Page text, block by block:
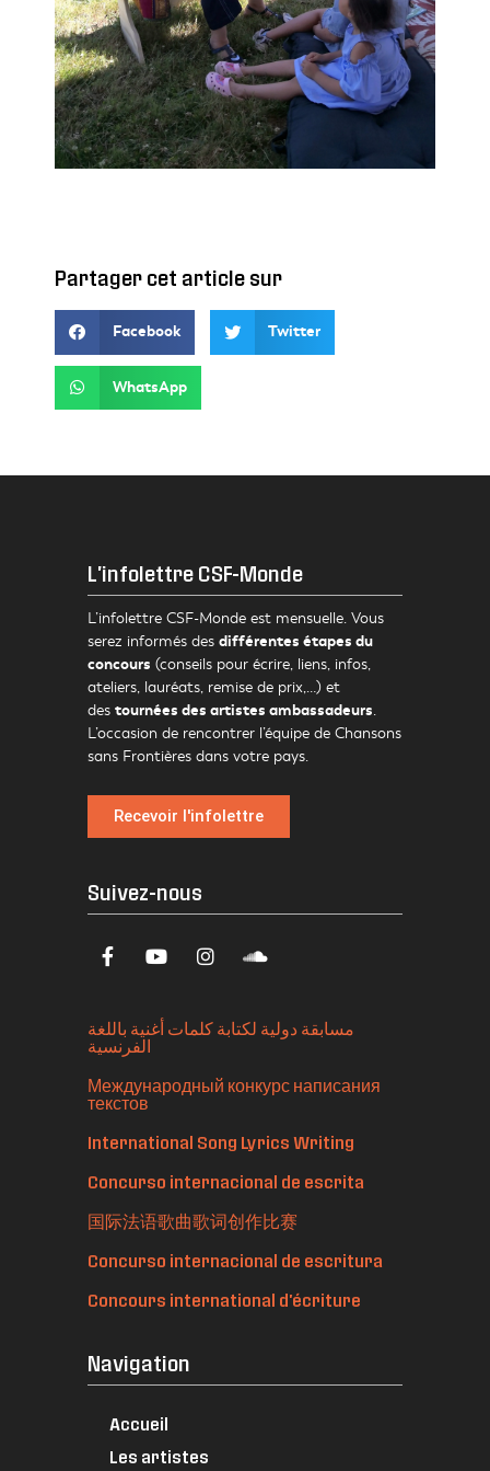
Partager cet article sur
Facebook Twitter
WhatsApp
L'infolettre CSF-Monde
L’infolettre CSF-Monde est mensuelle. Vous
serez informés des différentes étapes du
concours (conseils pour écrire, liens, infos,
ateliers, lauréats, remise de prix,…) et
des tournées des artistes ambassadeurs.
L’occasion de rencontrer l’équipe de Chansons
sans Frontières dans votre pays.
Recevoir l'infolettre
Suivez-nous
مسابقة دولية لكتابة كلمات أغنية باللغة
الفرنسية
Международный конкурс написания
текстов
International Song Lyrics Writing
Concurso internacional de escrita
国际法语歌曲歌词创作比赛
Concurso internacional de escritura
Concours international d'écriture
Navigation
Accueil
Les artistes